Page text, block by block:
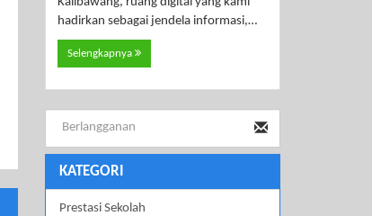
hadirkan sebagai jendela informasi,…
Selengkapnya
KATEGORI
Prestasi Sekolah